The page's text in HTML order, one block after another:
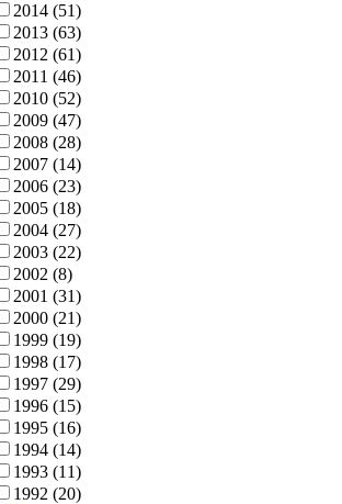
2014 (51)
2013 (63)
2012 (61)
2011 (46)
2010 (52)
2009 (47)
2008 (28)
2007 (14)
2006 (23)
2005 (18)
2004 (27)
2003 (22)
2002 (8)
2001 (31)
2000 (21)
1999 (19)
1998 (17)
1997 (29)
1996 (15)
1995 (16)
1994 (14)
1993 (11)
1992 (20)